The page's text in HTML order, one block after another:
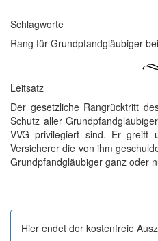
Schlagworte
Rang für Grundpfandgläubiger
Leitsatz
Der gesetzliche Rangrücktritt
Schutz aller
VVG privilegiert sind. Er greift
Versicherer die von ihm
Grundpfandgläubiger ganz oder
Hier endet der kostenfreie